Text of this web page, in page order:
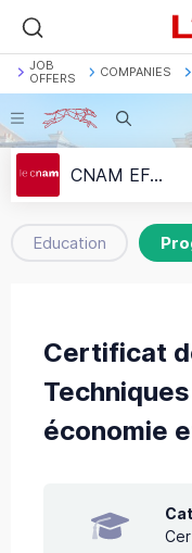
JOB
OFFERS
COMPANIES
Search
CNAM EFAB
Education
Certificat
économie
Banque